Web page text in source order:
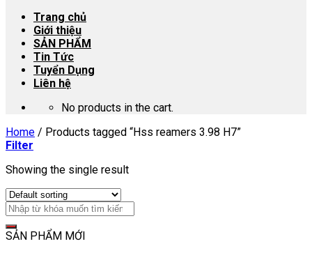
Trang chủ
Giới thiệu
SẢN PHẨM
Tin Tức
Tuyển Dụng
Liên hệ
No products in the cart.
Home / Products tagged “Hss reamers 3.98 H7”
Filter
Showing the single result
SẢN PHẨM MỚI